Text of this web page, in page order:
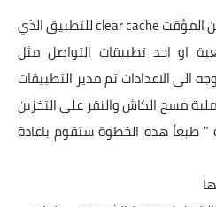
1. اولاُ نقوم بمسح ذاكرة التخزين المؤقت clear cache للتطبيق الذي
او احد تطبيقات التواصل مثل
الى الاعدادات ثم مدير التطبيقات
مسح الكاش والنقر على التخزين
storage ثم اختيار clear cache " طبعاُ هذه الخطوة ستقوم باعادة